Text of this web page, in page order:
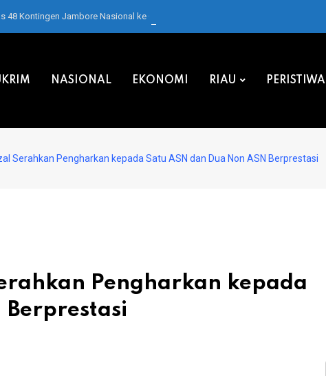
48 Kontingen Jambore Nasional ke Cibubur
NASIONAL EKONOMI RIAU PERISTIWA
Serahkan Pengharkan kepada Satu ASN dan Dua Non ASN Berprestasi
Pengharkan kepada
Berprestasi